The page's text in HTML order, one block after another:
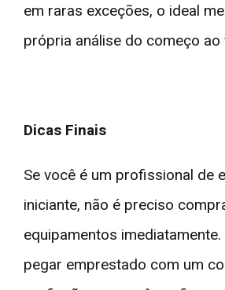
em raras exceções, o ideal
própria análise do começo ao
Dicas Finais
Se você é um profissional de
iniciante, não é preciso
equipamentos imediatamente.
pegar emprestado com um